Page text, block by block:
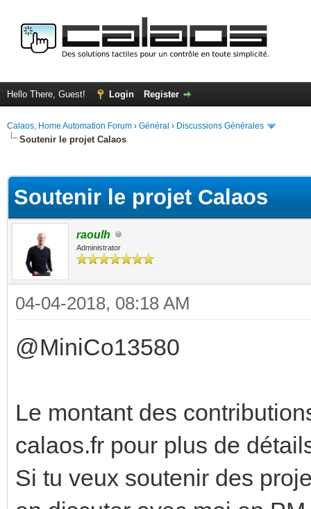
Hello There, Guest! Login Register
Calaos, Home Automation Forum › Général › Discussions Générales
Soutenir le projet Calaos
Soutenir le projet Calaos
raoulh
Administrator
04-04-2018, 08:18 AM
@MiniCo13580
Le montant des
calaos.fr pour plus de
Si tu veux soutenir des